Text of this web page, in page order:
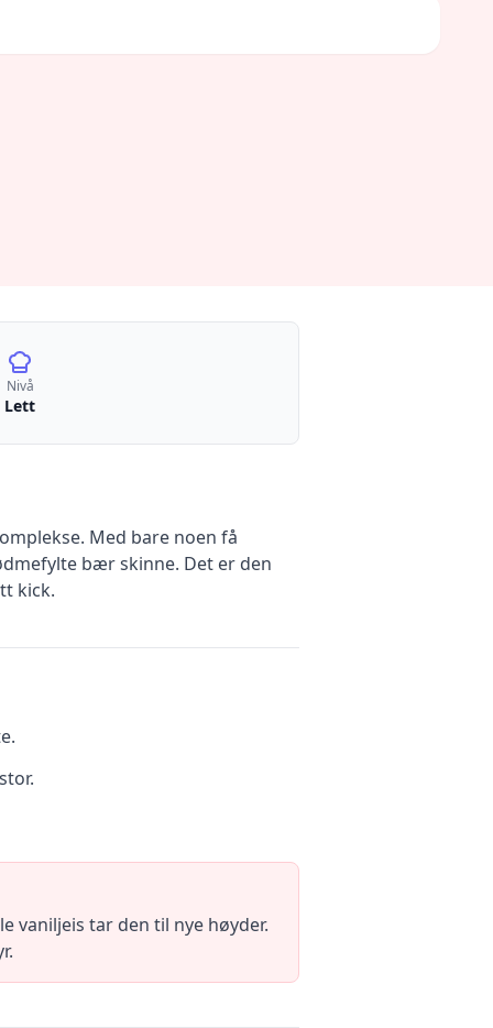
Nivå
Lett
Med bare noen få
bær skinne. Det er den
kick.
vaniljeis tar den til nye høyder.